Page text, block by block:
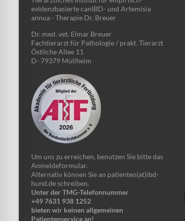
evidenzbasierte canIBD- und Artemisia
annua - Therapie Dr. Breuer
Dr. med. vet. Elmar Breuer
Fachtierarzt für Pathologie / prakt. Tierarzt
Östliche Allee 11
D- 79379 Müllheim
Um uns zu erreichen, benutzen Sie bitte das
Anmeldeformular.
Alternativ können Sie an patienten(at)ibd-
hund.de schreiben.
Unter der TMG-Telefonnummer
+49 7631 938 1252
bieten wir keinen allgemeinen
Patientenservice an!